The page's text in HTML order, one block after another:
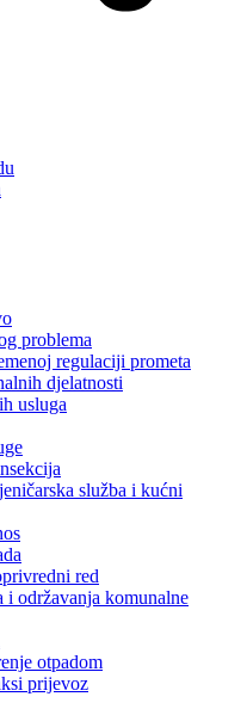
problema
regulaciji prometa
djelatnosti
usluga
služba i kućni
red
i održavanja komunalne
otpadom
prijevoz